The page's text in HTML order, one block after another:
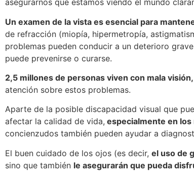
asegurarnos que estamos viendo el mundo
Un examen de la vista es esencial para
de refracción (miopía, hipermetropía,
problemas pueden conducir a un deterioro
puede prevenirse o curarse.
2,5 millones de personas viven con mala visión,
atención sobre estos problemas.
Aparte de la posible discapacidad visual que
afectar la calidad de vida, especialmente en
concienzudos también pueden ayudar a
El buen cuidado de los ojos (es decir, el uso de
sino que también le asegurarán que pueda